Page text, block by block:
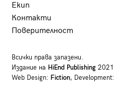
Екип
Контакти
Поверителност
Всички права запазени.
Издание на HiEnd Publishing2021
Web Design: Fiction, Development: